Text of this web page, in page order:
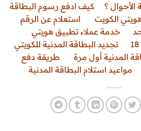
؟
كيف ادفع رسوم البطاقة
الكويت
استعلام عن الرقم
خدمة عملاء تطبيق هويتي
تجديد البطاقة المدنية للكويتي
المدنية أول مرة
طريقة دفع
مواعيد استلام البطاقة المدنية